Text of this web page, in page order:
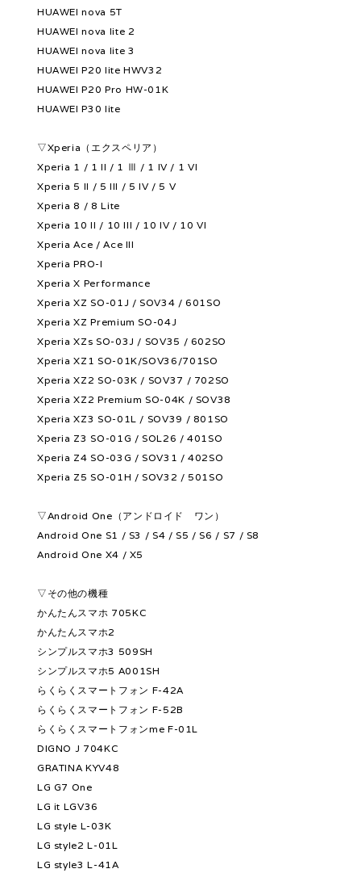
HUAWEI nova 5T
HUAWEI nova lite 2
HUAWEI nova lite 3
HUAWEI P20 lite HWV32
HUAWEI P20 Pro HW-01K
HUAWEI P30 lite
▽Xperia（エクスペリア）
Xperia 1 / 1 II / 1 Ⅲ / 1 IV / 1 VI
Xperia 5 II / 5 III / 5 IV / 5 V
Xperia 8 / 8 Lite
Xperia 10 II / 10 III / 10 IV / 10 VI
Xperia Ace / Ace III
Xperia PRO-I
Xperia X Performance
Xperia XZ SO-01J / SOV34 / 601SO
Xperia XZ Premium SO-04J
Xperia XZs SO-03J / SOV35 / 602SO
Xperia XZ1 SO-01K/SOV36/701SO
Xperia XZ2 SO-03K / SOV37 / 702SO
Xperia XZ2 Premium SO-04K / SOV38
Xperia XZ3 SO-01L / SOV39 / 801SO
Xperia Z3 SO-01G / SOL26 / 401SO
Xperia Z4 SO-03G / SOV31 / 402SO
Xperia Z5 SO-01H / SOV32 / 501SO
▽Android One（アンドロイド ワン）
Android One S1 / S3 / S4 / S5 / S6 / S7 / S8
Android One X4 / X5
▽その他の機種
かんたんスマホ 705KC
かんたんスマホ2
シンプルスマホ3 509SH
シンプルスマホ5 A001SH
らくらくスマートフォン F-42A
らくらくスマートフォン F-52B
らくらくスマートフォンme F-01L
DIGNO J 704KC
GRATINA KYV48
LG G7 One
LG it LGV36
LG style L-03K
LG style2 L-01L
LG style3 L-41A